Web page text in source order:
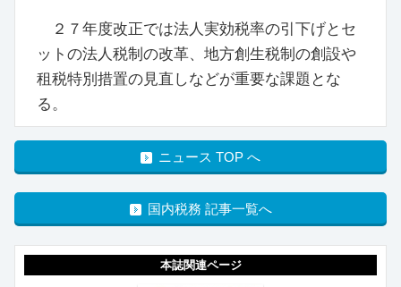
２７年度改正では法人実効税率の引下げとセ
ットの法人税制の改革、地方創生税制の創設や
租税特別措置の見直しなどが重要な課題とな
る。
ニュース TOP へ
国内税務 記事一覧へ
本誌関連ページ